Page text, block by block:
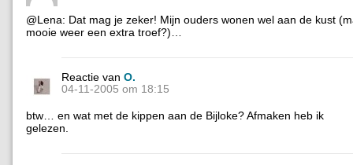
@Lena: Dat mag je zeker! Mijn ouders wonen wel aan de kust
mooie weer een extra troef?)…
Reactie van O.
04-11-2005 om 18:15
btw… en wat met de kippen aan de Bijloke? Afmaken heb ik
gelezen.